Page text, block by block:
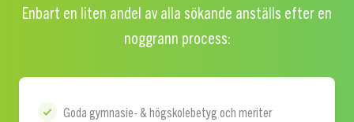
Enbart en liten andel av alla sökande anställs efter en
noggrann process:
Goda gymnasie- & högskolebetyg och meriter